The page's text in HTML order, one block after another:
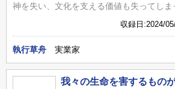
神を失い、文化を支える価値も失ってしま
収録日:2024/
執行草舟 実業家
我々の生命を害するもの